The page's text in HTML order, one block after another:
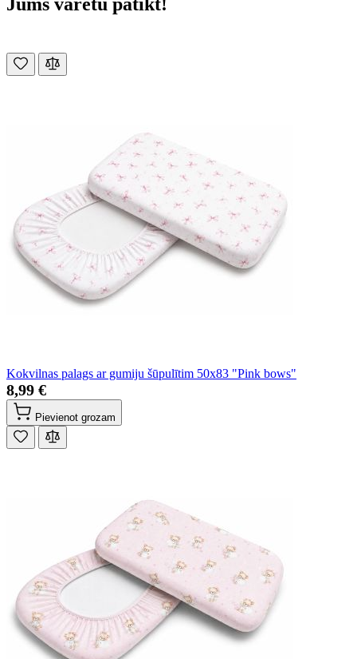
Kokvilnas palags ar gumiju šūpulītim 50x83 "Pink bows"
8,99 €
Pievienot grozam